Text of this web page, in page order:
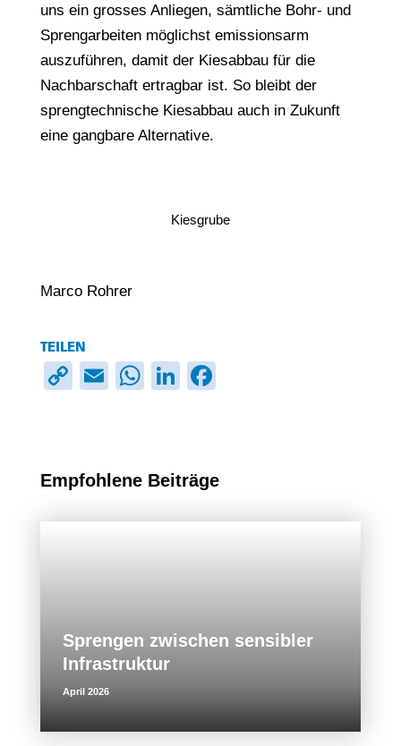
uns ein grosses Anliegen, sämtliche Bohr- und
Sprengarbeiten möglichst emissionsarm
auszuführen, damit der Kiesabbau für die
Nachbarschaft ertragbar ist. So bleibt der
sprengtechnische Kiesabbau auch in Zukunft
eine gangbare Alternative.
Kiesgrube
Marco Rohrer
TEILEN
CopyEmailWhatsApp
LinkedIn
Empfohlene Beiträge
Sprengen zwischen sensibler
Infrastruktur
April 2026